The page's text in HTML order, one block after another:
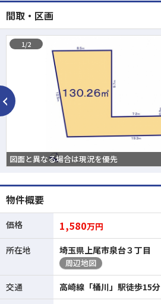
間取・区画
図面と異なる場合は現況を優先
1/2
物件概要
価格 1,580万円
所在地
埼玉県上尾市泉台３丁目
周辺地図
交通
高崎線「桶川」駅徒歩15分